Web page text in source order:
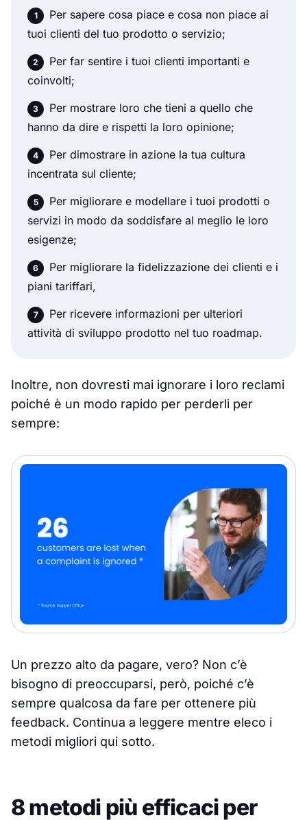
Per sapere cosa piace e cosa non piace ai
tuoi clienti del tuo prodotto o servizio;
Per far sentire i tuoi clienti importanti e
coinvolti;
Per mostrare loro che tieni a quello che
hanno da dire e rispetti la loro opinione;
Per dimostrare in azione la tua cultura
incentrata sul cliente;
Per migliorare e modellare i tuoi prodotti o
servizi in modo da soddisfare al meglio le loro
esigenze;
Per migliorare la fidelizzazione dei clienti e i
piani tariffari,
Per ricevere informazioni per ulteriori
attività di sviluppo prodotto nel tuo roadmap.
Inoltre, non dovresti mai ignorare i loro reclami
poiché è un modo rapido per perderli per
sempre:
Un prezzo alto da pagare, vero? Non c’è
bisogno di preoccuparsi, però, poiché c’è
sempre qualcosa da fare per ottenere più
feedback. Continua a leggere mentre eleco i
metodi migliori qui sotto.
8 metodi più efficaci per